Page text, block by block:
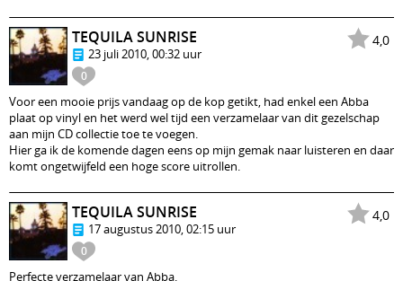
4,0
0
TEQUILA SUNRISE
23 juli 2010, 00:32 uur
Voor een mooie prijs vandaag op de kop getikt, had enkel een Abba
plaat op vinyl en het werd wel tijd een verzamelaar van dit gezelschap
aan mijn CD collectie toe te voegen.
Hier ga ik de komende dagen eens op mijn gemak naar luisteren en daar
komt ongetwijfeld een hoge score uitrollen.
4,0
0
TEQUILA SUNRISE
17 augustus 2010, 02:15 uur
Perfecte verzamelaar van Abba.